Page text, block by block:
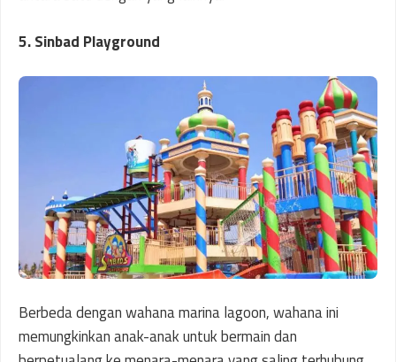
5. Sinbad Playground
Berbeda dengan wahana marina lagoon, wahana ini
memungkinkan anak-anak untuk bermain dan